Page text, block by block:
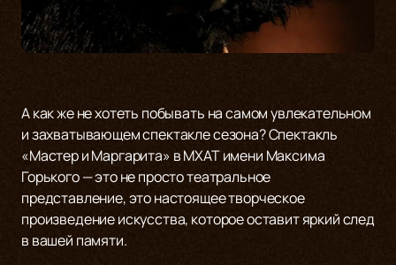
А как же не хотеть побывать на самом увлекательном
и захватывающем спектакле сезона? Спектакль
«Мастер и Маргарита» в МХАТ имени Максима
Горького — это не просто театральное
представление, это настоящее творческое
произведение искусства, которое оставит яркий след
в вашей памяти.